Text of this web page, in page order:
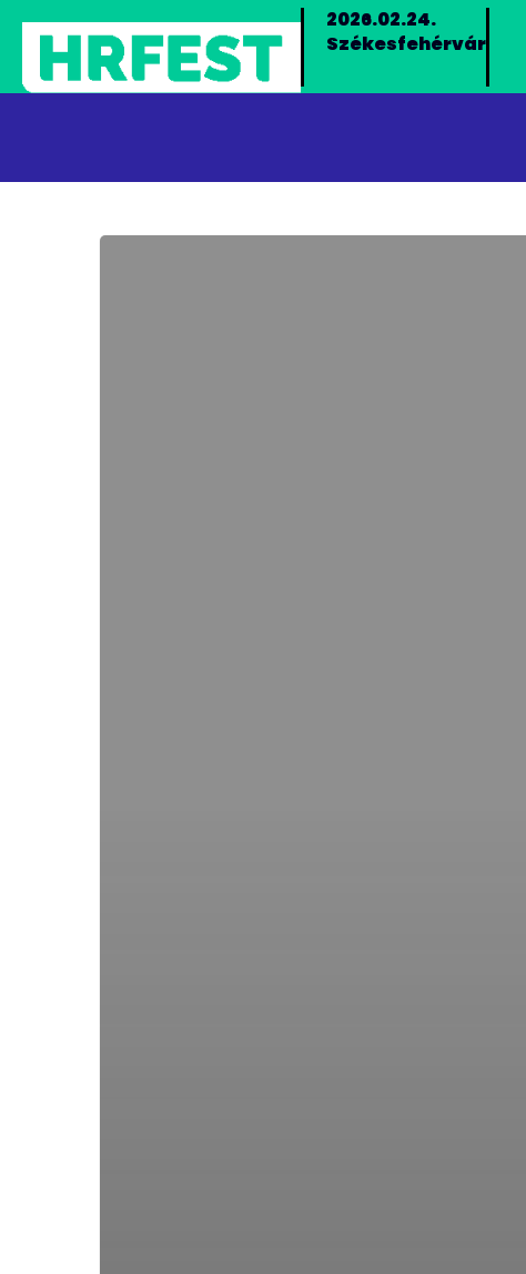
2026.02.24.
Székesfehérvár